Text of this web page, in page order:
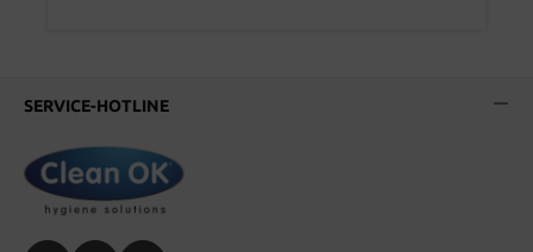
SERVICE-HOTLINE